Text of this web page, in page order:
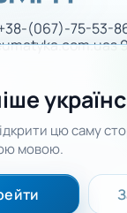
(067)-75-53-
з
Політика
цю саму
мовою.